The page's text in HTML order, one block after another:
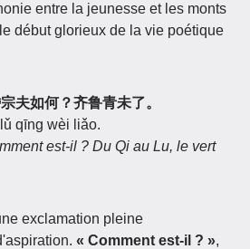
entre la jeunesse et les monts
début glorieux de la vie poétique
夫如何？齐鲁青未了。
qīng wèi liǎo.
est-il ? Du Qi au Lu, le vert
exclamation pleine
« Comment est-il ? »,